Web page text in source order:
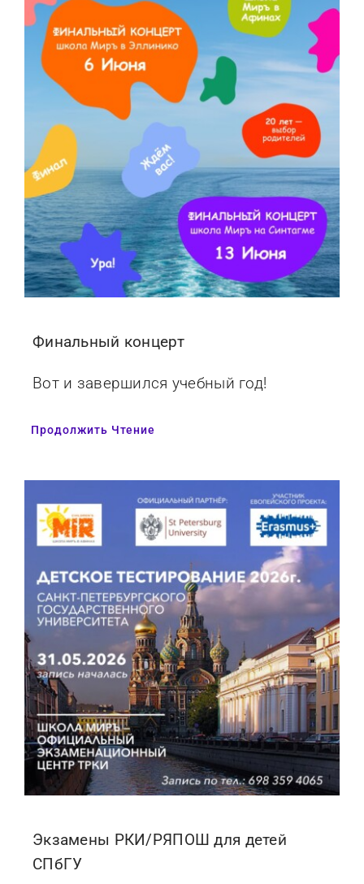
Финальный концерт
Вот и завершился учебный год!
Продолжить Чтение
Экзамены РКИ/РЯПОШ для детей
СПбГУ